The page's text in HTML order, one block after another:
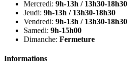
Mercredi: 9h-13h / 13h30-18h30
Jeudi: 9h-13h / 13h30-18h30
Vendredi: 9h-13h / 13h30-18h30
Samedi: 9h-15h00
Dimanche: Fermeture
Informations